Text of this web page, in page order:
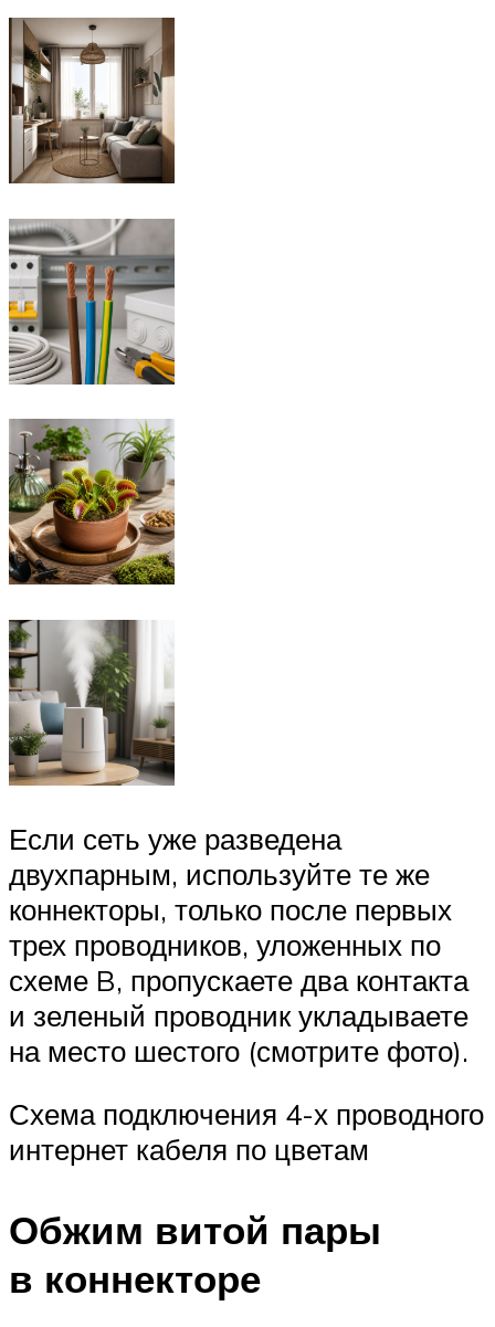
Если сеть уже разведена
двухпарным, используйте те же
коннекторы, только после первых
трех проводников, уложенных по
схеме B, пропускаете два контакта
и зеленый проводник укладываете
на место шестого (смотрите фото).
Схема подключения 4-х проводного
интернет кабеля по цветам
Обжим витой пары
в коннекторе